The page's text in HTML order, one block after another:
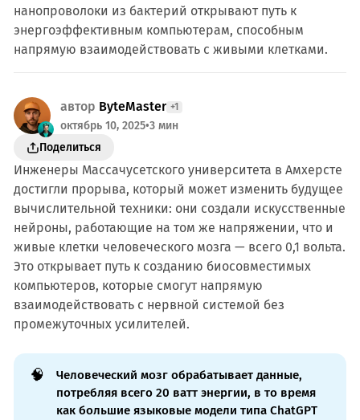
нанопроволоки из бактерий открывают путь к
энергоэффективным компьютерам, способным
напрямую взаимодействовать с живыми клетками.
автор ByteMaster +1
октябрь 10, 2025•3 мин
Поделиться
Инженеры Массачусетского университета в Амхерсте
достигли прорыва, который может изменить будущее
вычислительной техники: они создали искусственные
нейроны, работающие на том же напряжении, что и
живые клетки человеческого мозга — всего 0,1 вольта.
Это открывает путь к созданию биосовместимых
компьютеров, которые смогут напрямую
взаимодействовать с нервной системой без
промежуточных усилителей.
🧠
Человеческий мозг обрабатывает данные,
потребляя всего 20 ватт энергии, в то время
как большие языковые модели типа ChatGPT